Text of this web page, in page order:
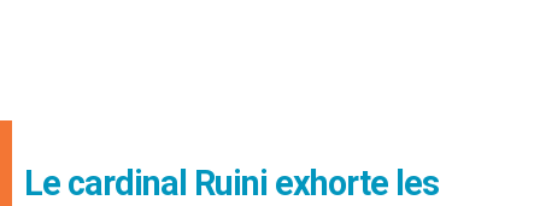
Le cardinal Ruini exhorte les